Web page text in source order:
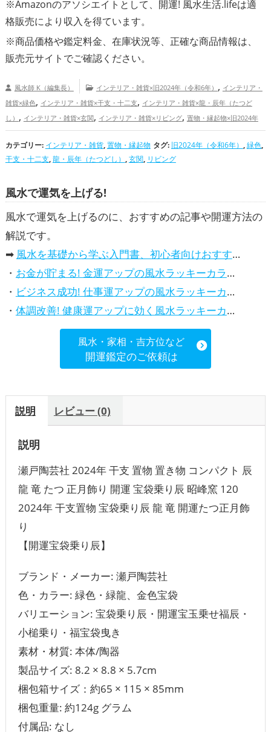
※Amazonのアソシエイトとして、開運! 風水生活.lifeは適
格販売により収入を得ています。
※商品価格や鑑定料金、在庫状況等、正確な商品情報は、
販売元サイトでご確認ください。
風水師 K（編集長） インテリア・雑貨×旧2024年（令和6年） , インテリア・
雑貨×緑色, インテリア・雑貨×干支・十二支, インテリア・雑貨×龍・辰年（たつど
し） , インテリア・雑貨×玄関, インテリア・雑貨×リビング, 置物・縁起物×旧2024年
（令和6年）,置物・縁起物×緑色,置物・縁起物×干支・十二支,置物・縁起物×龍・辰
年（たつどし）,置物・縁起物×玄関,置物・縁起物×リビング
旧2024年（令和6
年）の開運グッズ,緑色の開運グッズ,干支・十二支の開運グッズ
アップ,健康運アップ
カテゴリー: インテリア・雑貨,置物・縁起物 タグ: 旧2024年（令和6年） ,緑色,
干支・十二支,龍・辰年（たつどし） ,玄関, リビング
風水で運気を上げる!
風水で運気を上げるのに、おすすめの記事や開運方法の
解説です。
➡ 風水を基礎から学ぶ入門書、初心者向けおすすめ本
・ お金が貯まる! 金運アップの風水ラッキーカラー5選、効果解説
・ ビジネス成功! 仕事運アップの風水ラッキーカラー5選、効果解説
・ 体調改善! 健康運アップに効く風水ラッキーカラー5選、効果と活用法を解説
風水・家相・吉方位など
開運鑑定のご依頼は
説明 レビュー (0)
説明
瀬戸陶芸社 2024年 干支 置物 置き物 コンパクト 辰
龍 竜 たつ 正月飾り 開運 宝袋乗り辰 昭峰窯 120
2024年 干支置物 宝袋乗り辰 龍 竜 開運たつ正月飾
り
【開運宝袋乗り辰】
ブランド・メーカー: 瀬戸陶芸社
色・カラー: 緑色・緑龍、金色宝袋
バリエーション: 宝袋乗り辰・開運宝玉乗せ福辰・
小槌乗り・福宝袋曳き
素材・材質: 本体/陶器
製品サイズ: 8.2 × 8.8 × 5.7cm
梱包箱サイズ：約65 × 115 × 85mm
梱包重量: 約124g グラム
付属品: なし